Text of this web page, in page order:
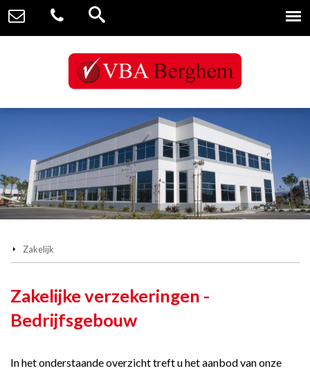
Zakelijk
Zakelijke verzekeringen -
Bedrijfsgebouw
In het onderstaande overzicht treft u het aanbod van onze